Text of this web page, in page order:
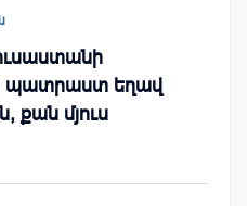
պատրաստ եղավ
քան մյուս